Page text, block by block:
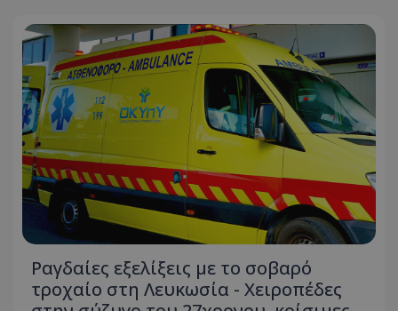
Ραγδαίες εξελίξεις με το σοβαρό
τροχαίο στη Λευκωσία - Χειροπέδες